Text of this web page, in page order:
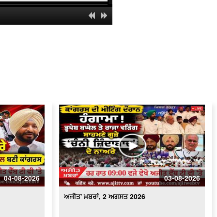
ਅਜੀਤ' ਖ਼ਬਰਾਂ, 28 ਜੁਲਾਈ 2026
ਅਜੀਤ' ਖ਼ਬਰਾਂ, 27 ਜੁਲਾਈ 2026
ਅਜੀਤ' ਖ਼ਬਰਾਂ, 26 ਜੁਲਾਈ 2026
04-08-2026
03-08-2026
ਅਜੀਤ' ਖ਼ਬਰਾਂ, 2 ਅਗਸਤ 2026